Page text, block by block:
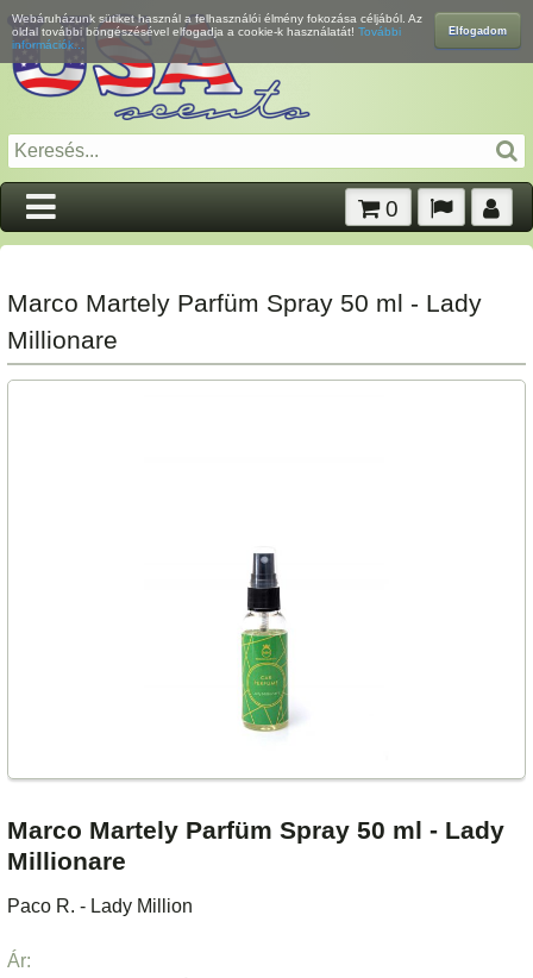
Elfogadom
Webáruházunk sütiket használ a felhasználói élmény fokozása céljából. Az
oldal további böngészésével elfogadja a cookie-k használatát! További
információk...
0
Marco Martely Parfüm Spray 50 ml - Lady
Millionare
Marco Martely Parfüm Spray 50 ml - Lady
Millionare
Paco R. - Lady Million
Ár: